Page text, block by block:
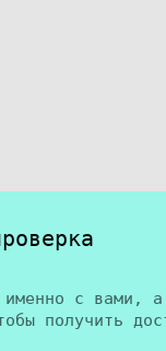
именно с вами,
получить